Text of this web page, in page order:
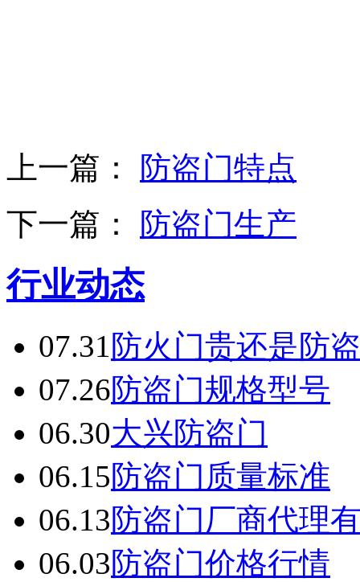
上一篇：
防盗门特点
下一篇：
防盗门生产
行业动态
07.31 防火门贵还是防
07.26防盗门规格型号
06.30大兴防盗门
06.15防盗门质量标准
06.13防盗门厂商代理
06.03防盗门价格行情